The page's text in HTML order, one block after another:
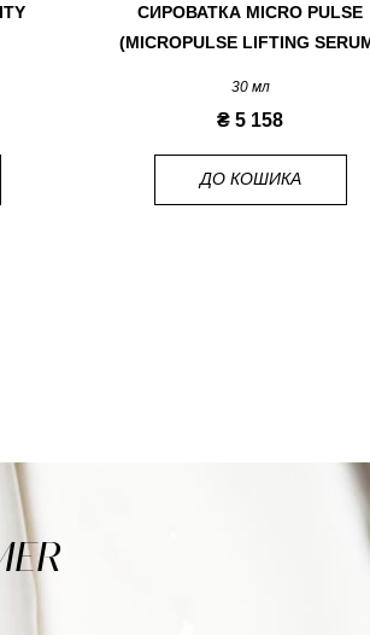
СИРОВАТКА MICRO PULSE
(MICROPULSE LIFTING
30 мл
₴ 5 158
ДО КОШИКА